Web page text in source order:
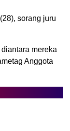
sorang juru
mereka
Anggota